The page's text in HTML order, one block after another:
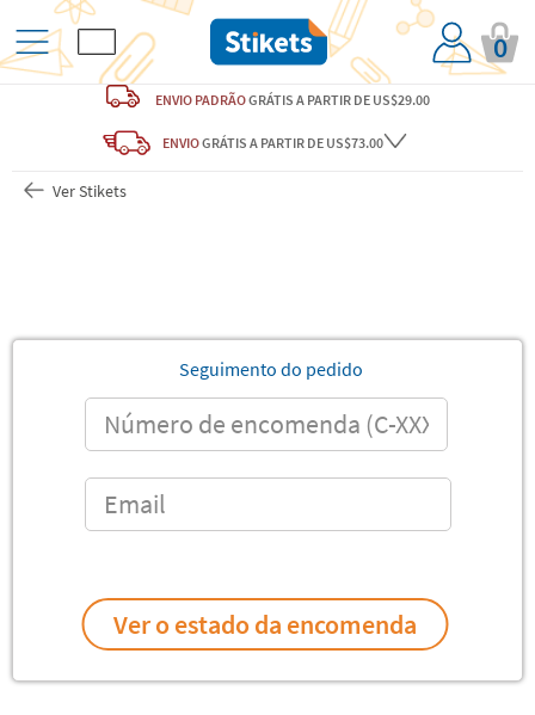
0
ENVIO PADRÃOGRÁTIS A PARTIR DE US$29.00
ENVIOGRÁTIS A PARTIR DE US$73.00
Ver Stikets
Seguimento do pedido